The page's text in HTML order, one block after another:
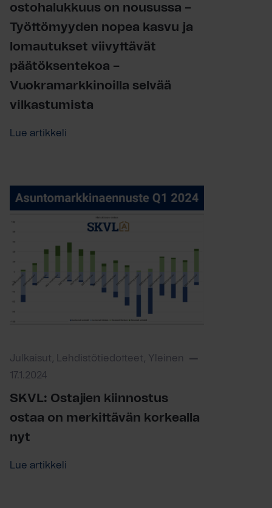
ostohalukkuus on nousussa –
Työttömyyden nopea kasvu ja
lomautukset viivyttävät
päätöksentekoa –
Vuokramarkkinoilla selvää
vilkastumista
Lue artikkeli
Julkaisut, Lehdistötiedotteet, Yleinen
17.1.2024
SKVL: Ostajien kiinnostus
ostaa on merkittävän korkealla
nyt
Lue artikkeli